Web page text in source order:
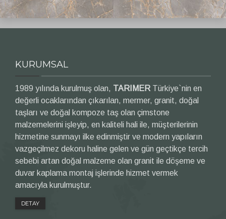
KURUMSAL
1989 yılında kurulmuş olan, TARIMER Türkiye`nin en
değerli ocaklarından çıkarılan, mermer, granit, doğal
taşları ve doğal kompoze taş olan çimstone
malzemelerini işleyip, en kaliteli hali ile, müşterilerinin
hizmetine sunmayı ilke edinmiştir ve modern yapıların
vazgeçilmez dekoru haline gelen ve gün geçtikçe tercih
sebebi artan doğal malzeme olan granit ile döşeme ve
duvar kaplama montaj işlerinde hizmet vermek
amacıyla kurulmuştur.
DETAY